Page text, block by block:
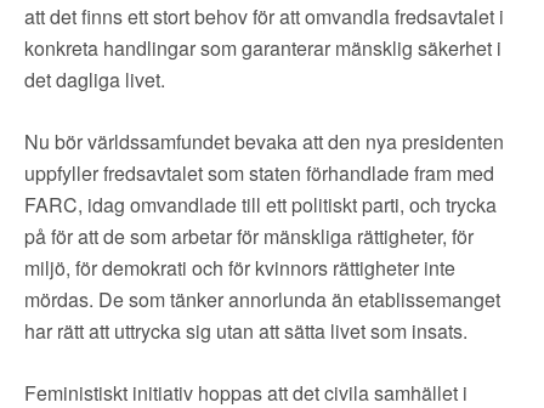
att det finns ett stort behov för att omvandla fredsavtalet i
konkreta handlingar som garanterar mänsklig säkerhet i
det dagliga livet.
Nu bör världssamfundet bevaka att den nya presidenten
uppfyller fredsavtalet som staten förhandlade fram med
FARC, idag omvandlade till ett politiskt parti, och trycka
på för att de som arbetar för mänskliga rättigheter, för
miljö, för demokrati och för kvinnors rättigheter inte
mördas. De som tänker annorlunda än etablissemanget
har rätt att uttrycka sig utan att sätta livet som insats.
Feministiskt initiativ hoppas att det civila samhället i